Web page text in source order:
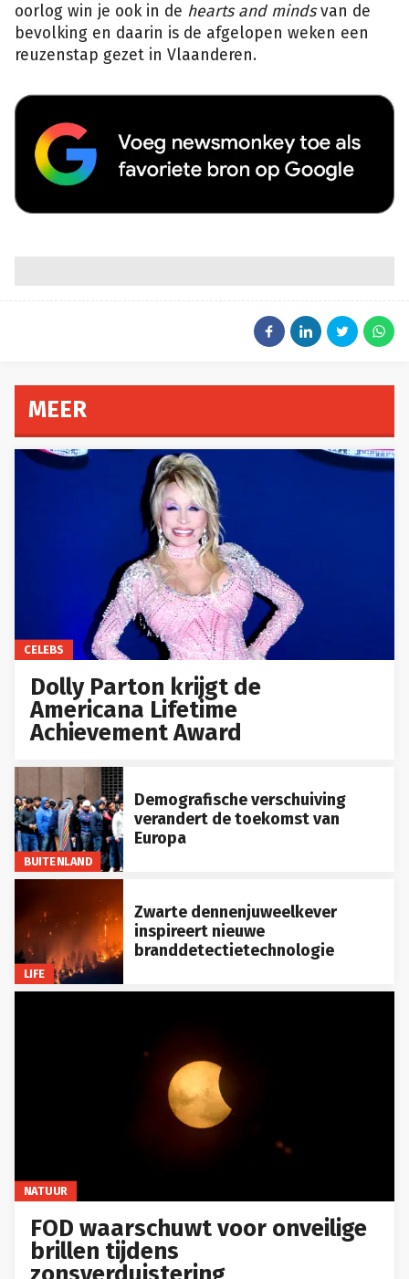
oorlog win je ook in de hearts and mindsvan de
bevolking en daarin is de afgelopen weken een
reuzenstap gezet in Vlaanderen.
MEER
CELEBS
Dolly Parton krijgt de
Americana Lifetime
Achievement Award
BUITENLAND
Demografische verschuiving
verandert de toekomst van
Europa
LIFE
Zwarte dennenjuweelkever
inspireert nieuwe
branddetectietechnologie
NATUUR
FOD waarschuwt voor onveilige
brillen tijdens